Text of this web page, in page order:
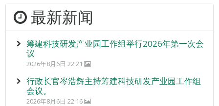
最新新闻
筹建科技研发产业园工作组举行2026年第一次会
议
2026年8月6日 22:21
行政长官岑浩辉主持筹建科技研发产业园工作组
会议。
2026年8月6日 22:16